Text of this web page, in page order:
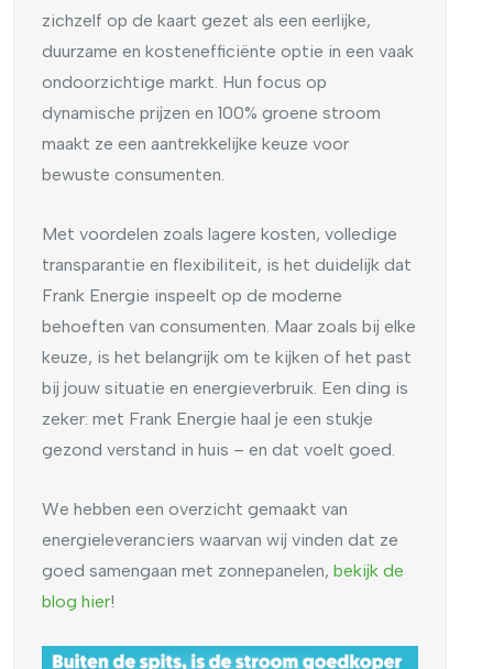
zichzelf op de kaart gezet als een eerlijke,
duurzame en kostenefficiënte optie in een vaak
ondoorzichtige markt. Hun focus op
dynamische prijzen en 100% groene stroom
maakt ze een aantrekkelijke keuze voor
bewuste consumenten.
Met voordelen zoals lagere kosten, volledige
transparantie en flexibiliteit, is het duidelijk dat
Frank Energie inspeelt op de moderne
behoeften van consumenten. Maar zoals bij elke
keuze, is het belangrijk om te kijken of het past
bij jouw situatie en energieverbruik. Een ding is
zeker: met Frank Energie haal je een stukje
gezond verstand in huis – en dat voelt goed.
We hebben een overzicht gemaakt van
energieleveranciers waarvan wij vinden dat ze
goed samengaan met zonnepanelen, bekijk de
blog hier!